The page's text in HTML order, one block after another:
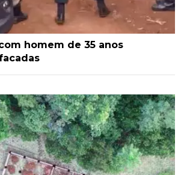
homem de 35 anos